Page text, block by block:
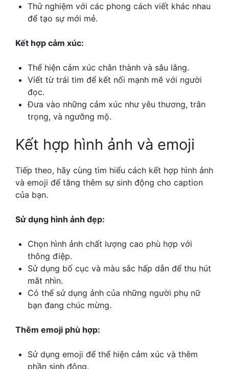
Thử nghiệm với các phong cách viết khác nhau
để tạo sự mới mẻ.
Kết hợp cảm xúc:
Thể hiện cảm xúc chân thành và sâu lắng.
Viết từ trái tim để kết nối mạnh mẽ với người
đọc.
Đưa vào những cảm xúc như yêu thương, trân
trọng, và ngưỡng mộ.
Kết hợp hình ảnh và emoji
Tiếp theo, hãy cùng tìm hiểu cách kết hợp hình ảnh
và emoji để tăng thêm sự sinh động cho caption
của bạn.
Sử dụng hình ảnh đẹp:
Chọn hình ảnh chất lượng cao phù hợp với
thông điệp.
Sử dụng bố cục và màu sắc hấp dẫn để thu hút
mắt nhìn.
Có thể sử dụng ảnh của những người phụ nữ
bạn đang chúc mừng.
Thêm emoji phù hợp:
Sử dụng emoji để thể hiện cảm xúc và thêm
phần sinh động.